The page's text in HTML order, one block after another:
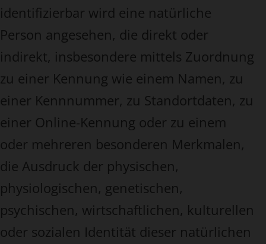
identifizierbar wird eine natürliche
Person angesehen, die direkt oder
indirekt, insbesondere mittels Zuordnung
zu einer Kennung wie einem Namen, zu
einer Kennnummer, zu Standortdaten, zu
einer Online-Kennung oder zu einem
oder mehreren besonderen Merkmalen,
die Ausdruck der physischen,
physiologischen, genetischen,
psychischen, wirtschaftlichen, kulturellen
oder sozialen Identität dieser natürlichen